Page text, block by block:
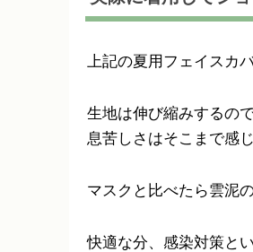
上記の夏用フェイスカ
生地は伸び縮みするの
息苦しさはそこまで感じ
マスクと比べたら雲泥の
快適な分、感染対策と